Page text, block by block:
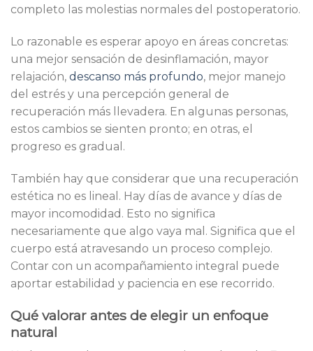
completo las molestias normales del postoperatorio.
Lo razonable es esperar apoyo en áreas concretas:
una mejor sensación de desinflamación, mayor
relajación, descanso más profundo, mejor manejo
del estrés y una percepción general de
recuperación más llevadera. En algunas personas,
estos cambios se sienten pronto; en otras, el
progreso es gradual.
También hay que considerar que una recuperación
estética no es lineal. Hay días de avance y días de
mayor incomodidad. Esto no significa
necesariamente que algo vaya mal. Significa que el
cuerpo está atravesando un proceso complejo.
Contar con un acompañamiento integral puede
aportar estabilidad y paciencia en ese recorrido.
Qué valorar antes de elegir un enfoque
natural